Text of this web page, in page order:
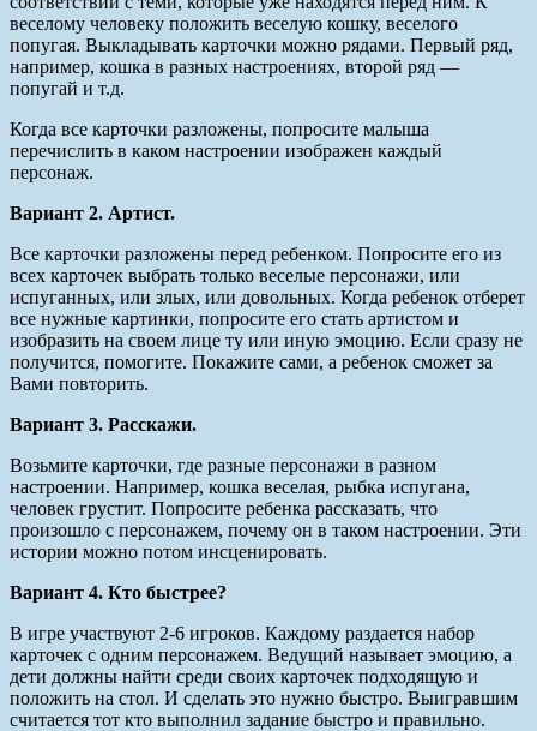
веселому человеку положить веселую кошку, веселого
попугая. Выкладывать карточки можно рядами. Первый ряд,
например, кошка в разных настроениях, второй ряд —
попугай и т.д.
Когда все карточки разложены, попросите малыша
перечислить в каком настроении изображен каждый
персонаж.
Вариант 2. Артист.
Все карточки разложены перед ребенком. Попросите его из
всех карточек выбрать только веселые персонажи, или
испуганных, или злых, или довольных. Когда ребенок отберет
все нужные картинки, попросите его стать артистом и
изобразить на своем лице ту или иную эмоцию. Если сразу не
получится, помогите. Покажите сами, а ребенок сможет за
Вами повторить.
Вариант 3. Расскажи.
Возьмите карточки, где разные персонажи в разном
настроении. Например, кошка веселая, рыбка испугана,
человек грустит. Попросите ребенка рассказать, что
произошло с персонажем, почему он в таком настроении. Эти
истории можно потом инсценировать.
Вариант 4. Кто быстрее?
В игре участвуют 2-6 игроков. Каждому раздается набор
карточек с одним персонажем. Ведущий называет эмоцию, а
дети должны найти среди своих карточек подходящую и
положить на стол. И сделать это нужно быстро. Выигравшим
считается тот кто выполнил задание быстро и правильно.